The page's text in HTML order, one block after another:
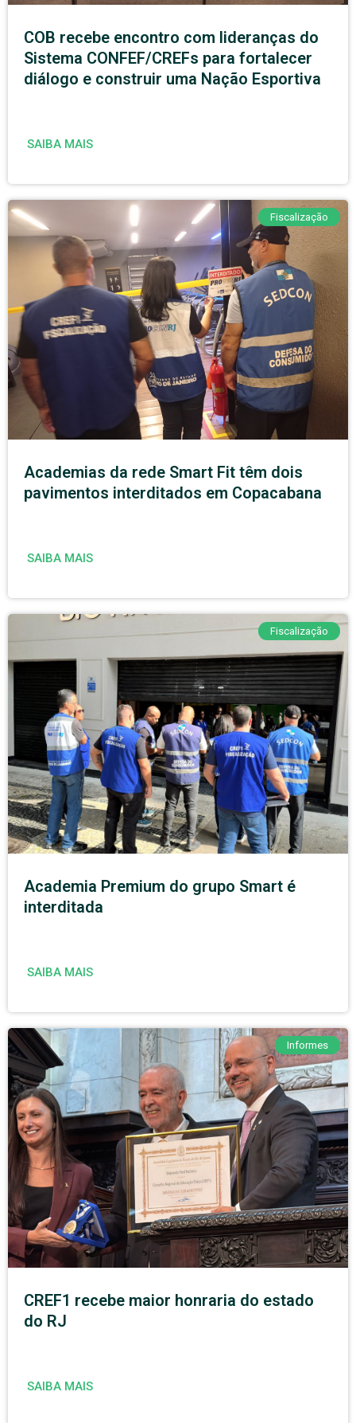
COB recebe encontro com lideranças do
Sistema CONFEF/CREFs para fortalecer
diálogo e construir uma Nação Esportiva
SAIBA MAIS
Fiscalização
Academias da rede Smart Fit têm dois
pavimentos interditados em Copacabana
SAIBA MAIS
Fiscalização
Academia Premium do grupo Smart é
interditada
SAIBA MAIS
Informes
CREF1 recebe maior honraria do estado
do RJ
SAIBA MAIS